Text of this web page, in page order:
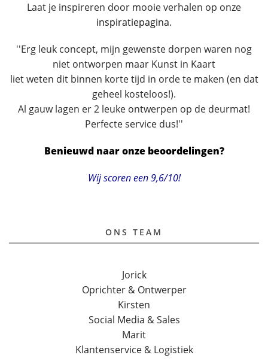
Laat je inspireren door mooie verhalen op onze
inspiratiepagina.
''Erg leuk concept, mijn gewenste dorpen waren nog
niet ontworpen maar Kunst in Kaart
liet weten dit binnen korte tijd in orde te maken (en dat
geheel kosteloos!).
Al gauw lagen er 2 leuke ontwerpen op de deurmat!
Perfecte service dus!''
Benieuwd naar onze beoordelingen?
Wij scoren een 9,6/10!
ONS TEAM
Jorick
Oprichter & Ontwerper
Kirsten
Social Media & Sales
Marit
Klantenservice & Logistiek